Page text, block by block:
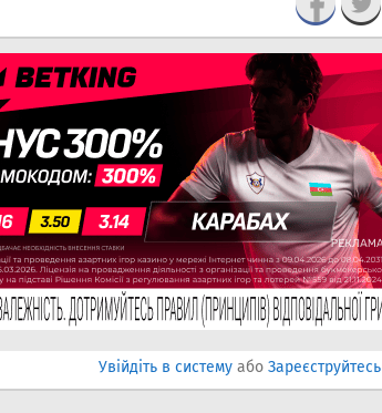
Увійдіть в систему або Зареєструйтесь